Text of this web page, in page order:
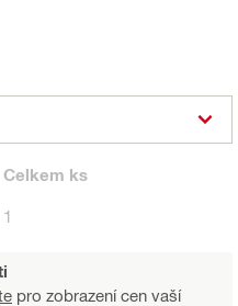
Celkem ks
1
pro zobrazení cen vaší